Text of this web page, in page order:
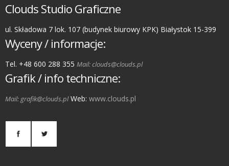
Clouds Studio Graficzne
ul. Składowa 7 lok. 107 (budynek biurowy KPK) Białystok 15-399
Wyceny / informacje:
Tel. +48 600 288 355 Mail: clouds@clouds.pl
Grafik / info techniczne:
Mail: grafik@clouds.plWeb: www.clouds.pl